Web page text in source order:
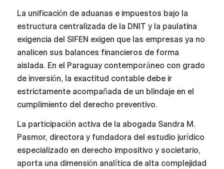
La unificación de aduanas e impuestos bajo la
estructura centralizada de la DNIT y la paulatina
exigencia del SIFEN exigen que las empresas ya no
analicen sus balances financieros de forma
aislada. En el Paraguay contemporáneo con grado
de inversión, la exactitud contable debe ir
estrictamente acompañada de un blindaje en el
cumplimiento del derecho preventivo.
La participación activa de la abogada Sandra M.
Pasmor, directora y fundadora del estudio jurídico
especializado en derecho impositivo y societario,
aporta una dimensión analítica de alta complejidad